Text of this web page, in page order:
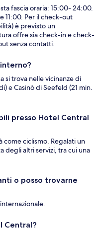
fascia oraria: 15:00- 24:00.
11:00. Per il check-out
è previsto un
offre sia check-in e check-
senza contatti.
si trova nelle vicinanze di
e Casinò di Seefeld (21 min.
presso Hotel Central
ciclismo. Regalati un
degli altri servizi, tra cui una
o posso trovarne
Central?